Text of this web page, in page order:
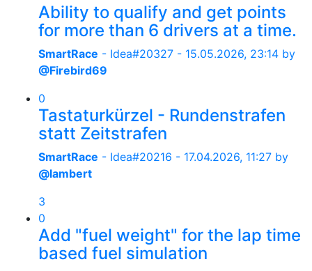
Ability to qualify and get points
for more than 6 drivers at a time.
SmartRace - Idea#20327 - 15.05.2026, 23:14 by
@Firebird69
0
Tastaturkürzel - Rundenstrafen
statt Zeitstrafen
SmartRace - Idea#20216 - 17.04.2026, 11:27 by
@lambert
3
0
Add "fuel weight" for the lap time
based fuel simulation